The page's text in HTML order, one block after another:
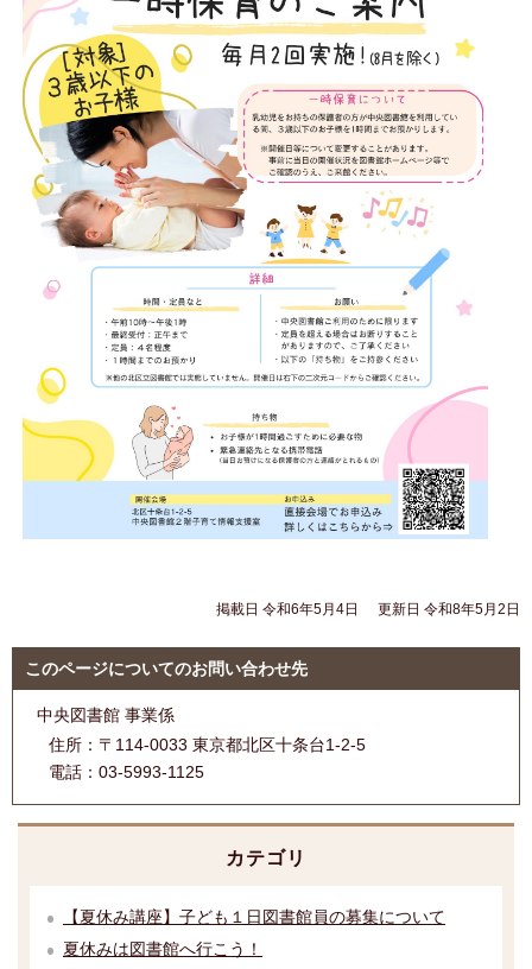
掲載日 令和6年5月4日 更新日 令和8年5月2日
このページについてのお問い合わせ先
中央図書館 事業係
住所： 〒114-0033 東京都北区十条台1-2-5
電話： 03-5993-1125
カテゴリ
【夏休み講座】子ども１日図書館員の募集について
夏休みは図書館へ行こう！